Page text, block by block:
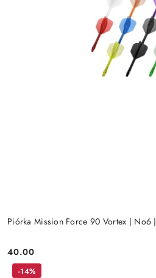
Piórka Mission Force 90 Vortex | No6 |
Cena:
40.00
-14%